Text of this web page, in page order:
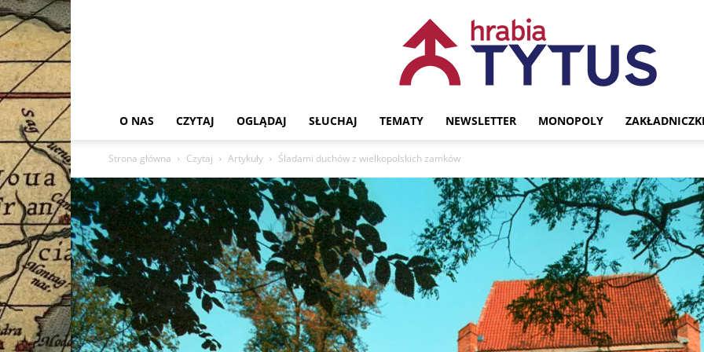
historyczny
Hrabia
O NAS CZYTAJ OGLĄDAJ SŁUCHAJ TEMATY NEWSLETTER MONOPOLY
Strona główna Czytaj Artykuły Śladami duchów z wielkopolskich zamków